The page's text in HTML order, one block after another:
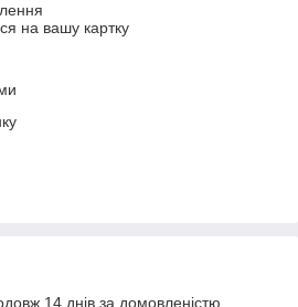
на вашу картку
14 днів за домовленістю